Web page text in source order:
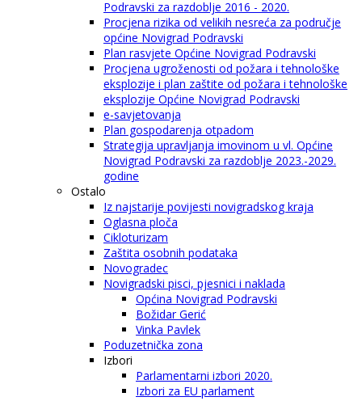
Podravski za razdoblje 2016 - 2020.
Procjena rizika od velikih nesreća za područje
općine Novigrad Podravski
Plan rasvjete Općine Novigrad Podravski
Procjena ugroženosti od požara i tehnološke
eksplozije i plan zaštite od požara i tehnološke
eksplozije Općine Novigrad Podravski
e-savjetovanja
Plan gospodarenja otpadom
Strategija upravljanja imovinom u vl. Općine
Novigrad Podravski za razdoblje 2023.-2029.
godine
Ostalo
Iz najstarije povijesti novigradskog kraja
Oglasna ploča
Cikloturizam
Zaštita osobnih podataka
Novogradec
Novigradski pisci, pjesnici i naklada
Općina Novigrad Podravski
Božidar Gerić
Vinka Pavlek
Poduzetnička zona
Izbori
Parlamentarni izbori 2020.
Izbori za EU parlament